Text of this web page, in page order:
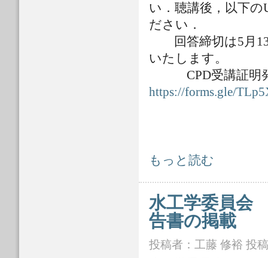
い．聴講後，以下
ださい．
回答締切は5月13
いたします。
CPD受講証明発
https://forms.gle/
水工学委員会 令和２年７月九州豪
もっと読む
水工学委員会
告書の掲載
投稿者： 工藤 修裕 投